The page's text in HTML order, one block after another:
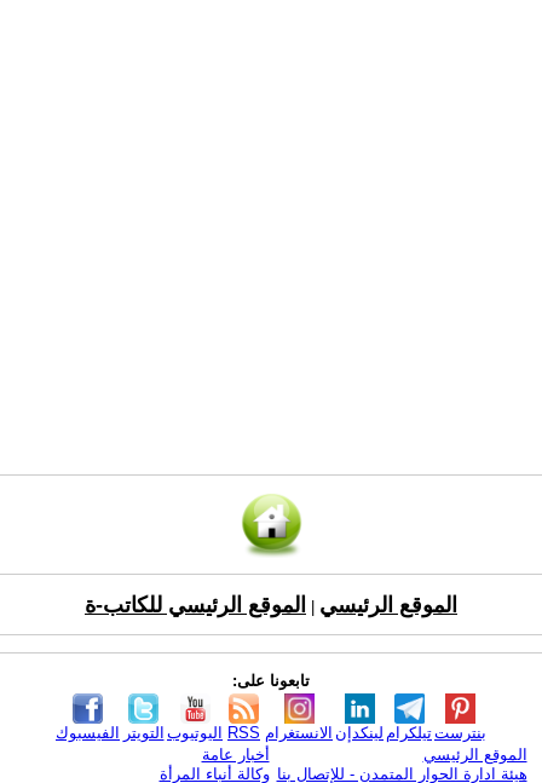
الموقع الرئيسي الموقع الرئيسي للكاتب-ة
تابعونا على:
الفيسبوك التويتر اليوتيوب RSS الانستغرام لينكدإن تيلكرامبنترست
الموقع الرئيسي
هيئة ادارة الحوار المتمدن - للإتصال بنا
أخبار عامة
وكالة أنباء المرأة